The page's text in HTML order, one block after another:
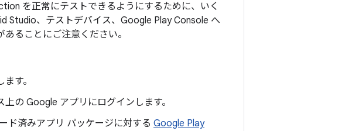
を正常にテストできるようにするために、いく
Studio、テストデバイス、Google Play Console へ
ることにご注意ください。
ます。
の Google アプリにログインします。
ド済みアプリ パッケージに対する Google Play